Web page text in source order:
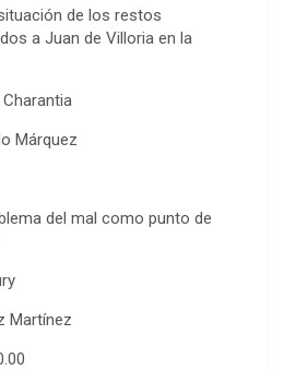
de los restos
a Juan de Villoria en la
Márquez
del mal como punto de
Martínez